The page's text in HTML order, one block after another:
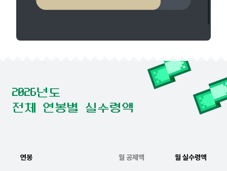
2026년도
전체 연봉별 실수령액
연봉 월 공제액 월 실수령액